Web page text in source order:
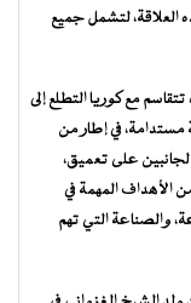
العلاقة، لتشمل جميع
مع كوريا التطلع إلى
مستدامة، في إطار من
الجانبين على تعميق،
الأهداف المهمة في
والصناعة التي تهم